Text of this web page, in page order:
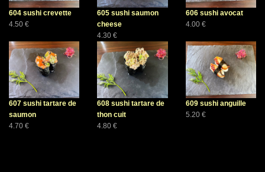
604 sushi crevette
4.50 €
605 sushi saumon
cheese
4.30 €
606 sushi avocat
4.00 €
607 sushi tartare de
saumon
4.70 €
608 sushi tartare de
thon cuit
4.80 €
609 sushi anguille
5.20 €